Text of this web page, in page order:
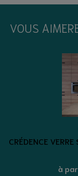
VOUS
CRÉDENCE VERRE
à